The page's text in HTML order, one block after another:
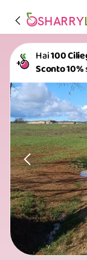
SHARRY
Hai100
Sconto 10%